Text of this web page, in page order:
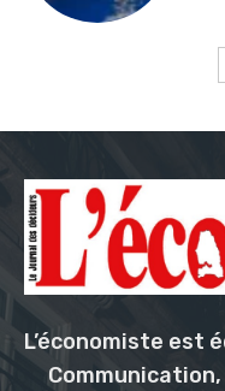
L’économiste est